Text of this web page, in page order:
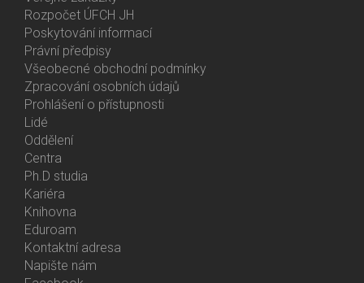
Menu
About
Us
Rozpočet ÚFCH JH
Poskytování informací
Právní předpisy
Všeobecné obchodní podmínky
Zpracování osobních údajů
Prohlášení o přístupnosti
Bottom
Menu
Contacts
Lidé
Oddělení
Centra
Ph.D studia
Kariéra
Knihovna
Eduroam
Kontaktní adresa
Napište nám